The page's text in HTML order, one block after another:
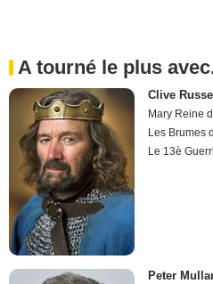
A tourné le plus
Clive Russell
Mary Reine
Les Brumes
Le 13è
Peter